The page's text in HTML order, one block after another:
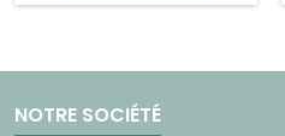
NOTRE SOCIÉTÉ